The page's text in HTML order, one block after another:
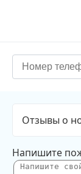
Отзывы о
Напишите